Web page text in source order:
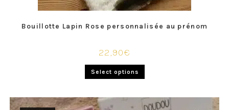
Bouillotte Lapin Rose personnalisée au prénom
22,90€
Select options